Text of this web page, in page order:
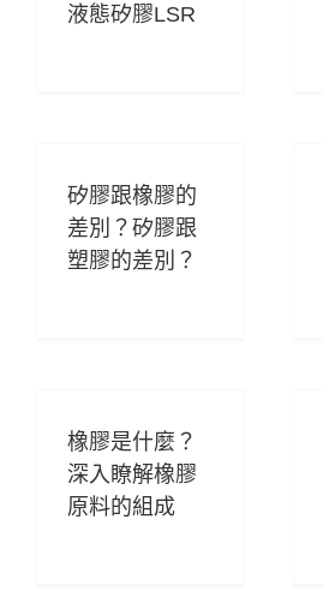
液態矽膠LSR
矽膠跟橡膠的
差別？矽膠跟
塑膠的差別？
橡膠是什麼？
深入瞭解橡膠
原料的組成